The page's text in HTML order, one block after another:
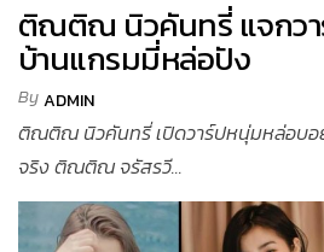
ติณติณ นิวคันทรี่ แจกว
บ้านแกรมมี่หล่อปัง
ByADMIN
ติณติณ นิวคันทรี่ เปิดวาร์ปหนุ่มหล่อบอ
จริง ติณติณ จรัสรวี...